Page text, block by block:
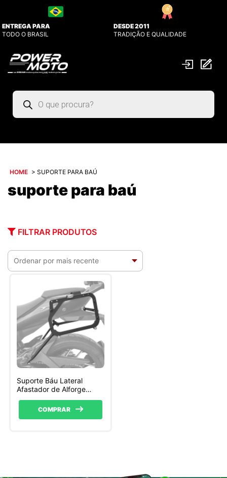
ENTREGA PARA
TODO O BRASIL
DESDE 2011
TRADIÇÃO E QUALIDADE
Pesquisar
produtos
HOME > SUPORTE PARA BAÚ
suporte para baú
FILTRAR PRODUTOS
Suporte Báu Lateral
Afastador de Alforge
COMPRAR